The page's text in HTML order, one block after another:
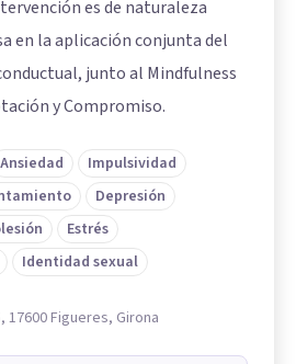
es de naturaleza
en la aplicación conjunta del
junto al Mindfulness
y Compromiso.
Ansiedad
Impulsividad
Depresión
Estrés
Identidad sexual
17600 Figueres, Girona